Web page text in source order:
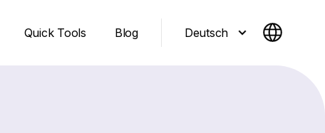
Quick Tools Blog Deutsch